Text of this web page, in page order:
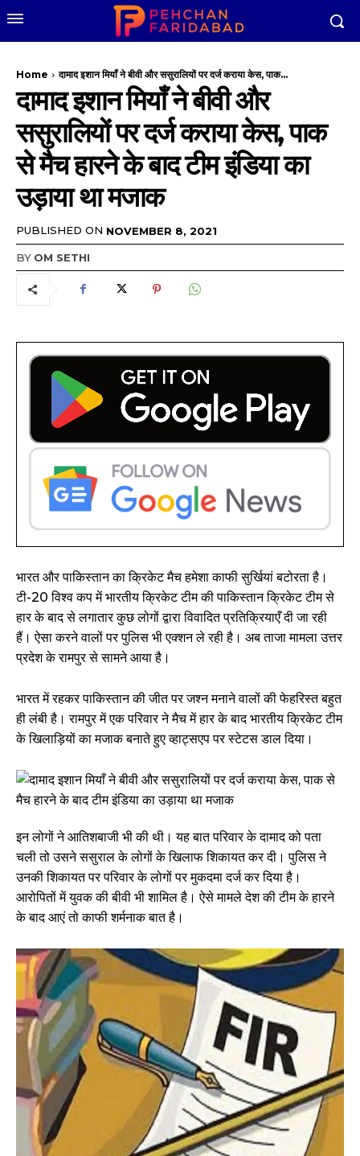
Home दामाद इशान मियाँ ने बीवी और ससुरालियों पर दर्ज कराया केस, पाक...
दामाद इशान मियाँ ने बीवी और
ससुरालियों पर दर्ज कराया केस, पाक
से मैच हारने के बाद टीम इंडिया का
उड़ाया था मजाक
PUBLISHED ON NOVEMBER 8, 2021
BY OM SETHI
भारत और पाकिस्तान का क्रिकेट मैच हमेशा काफी सुर्खियां बटोरता है।
टी-20 विश्व कप में भारतीय क्रिकेट टीम की पाकिस्तान क्रिकेट टीम से
हार के बाद से लगातार कुछ लोगों द्वारा विवादित प्रतिक्रियाएँ दी जा रही
हैं। ऐसा करने वालों पर पुलिस भी एक्शन ले रही है। अब ताजा मामला उत्तर
प्रदेश के रामपुर से सामने आया है।
भारत में रहकर पाकिस्तान की जीत पर जश्न मनाने वालों की फेहरिस्त बहुत
ही लंबी है। रामपुर में एक परिवार ने मैच में हार के बाद भारतीय क्रिकेट टीम
के खिलाड़ियों का मजाक बनाते हुए व्हाट्सएप पर स्टेटस डाल दिया।
इन लोगों ने आतिशबाजी भी की थी। यह बात परिवार के दामाद को पता
चली तो उसने ससुराल के लोगों के खिलाफ शिकायत कर दी। पुलिस ने
उनकी शिकायत पर परिवार के लोगों पर मुकदमा दर्ज कर दिया है।
आरोपितों में युवक की बीवी भी शामिल है। ऐसे मामले देश की टीम के हारने
के बाद आएं तो काफी शर्मनाक बात है।